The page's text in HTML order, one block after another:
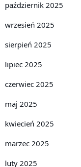
październik 2025
wrzesień 2025
sierpień 2025
lipiec 2025
czerwiec 2025
maj 2025
kwiecień 2025
marzec 2025
luty 2025